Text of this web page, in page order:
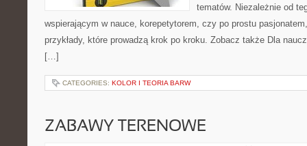
tematów. Niezależnie od
wspierającym w nauce, korepetytorem, czy po prostu
przykłady, które prowadzą krok po kroku. Zobacz także Dla
[…]
CATEGORIES: KOLOR I TEORIA BARW
ZABAWY TERENOWE